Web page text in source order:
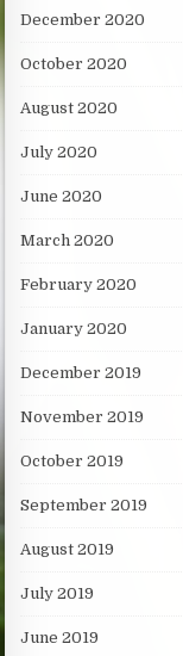
December 2020
October 2020
August 2020
July 2020
June 2020
March 2020
February 2020
January 2020
December 2019
November 2019
October 2019
September 2019
August 2019
July 2019
June 2019